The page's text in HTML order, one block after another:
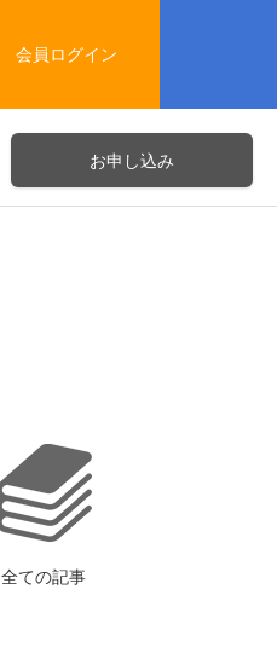
会員ログイン
お申し込み
全ての記事